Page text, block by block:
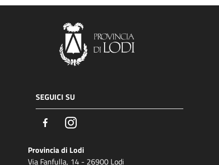
SEGUICI SU
FacebookInstagram
Provincia di Lodi
Via Fanfulla, 14 - 26900 Lodi